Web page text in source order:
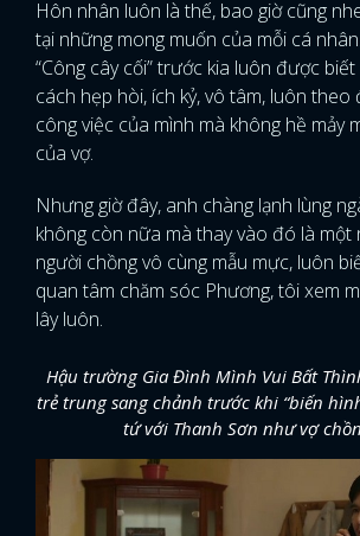
Hôn nhân luôn là thế, bao giờ cũng
tại những mong muốn của mỗi cá
“Công cây cối” trước kia luôn được
cách hẹp hòi, ích kỷ, vô tâm, luôn theo
công việc của mình mà không hề mảy
của vợ.
Nhưng giờ đây, anh chàng lạnh lùng
không còn nữa mà thay vào đó là một
người chồng vô cùng mẫu mực, luôn
quan tâm chăm sóc Phương, tôi xem
lây luôn.
Hậu trường Gia Đình Mình Vui Bất
trẻ trung sang chảnh trước khi “biến
tứ với Thanh Sơn như vợ